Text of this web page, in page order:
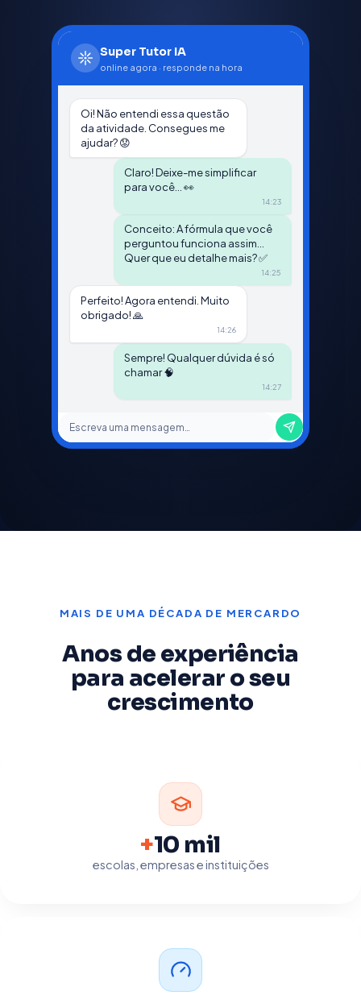
Super Tutor IA
online agora · responde na hora
Oi! Não entendi essa questão
da atividade. Consegues me
ajudar? 😟
Claro! Deixe-me simplificar
para você... 👀
14:23
Conceito: A fórmula que você
perguntou funciona assim...
Quer que eu detalhe mais? ✅
14:25
Perfeito! Agora entendi. Muito
obrigado! 🙏
14:26
Sempre! Qualquer dúvida é só
chamar 🧠
14:27
Escreva uma mensagem…
MAIS DE UMA DÉCADA DE MERCARDO
Anos de experiência
para acelerar o seu
crescimento
+10 mil
escolas, empresas e instituições